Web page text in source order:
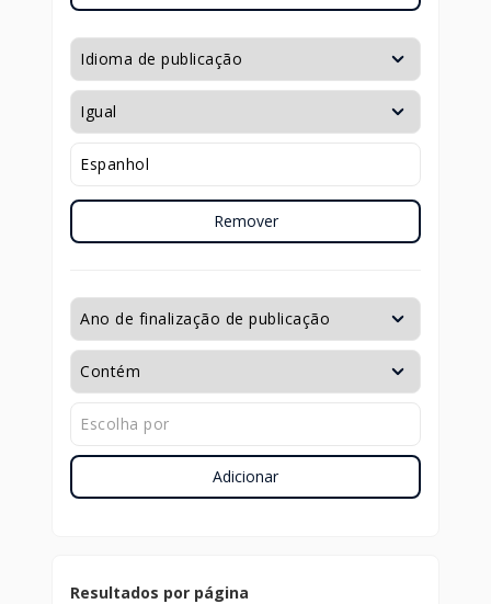
Remover
Adicionar
Resultados por página